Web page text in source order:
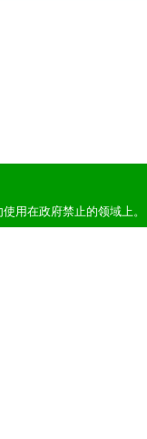
用在政府禁止的领域上。